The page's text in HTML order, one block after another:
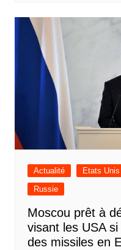
Actualité Etats
Russie
Moscou prêt à
visant les USA
des missiles en